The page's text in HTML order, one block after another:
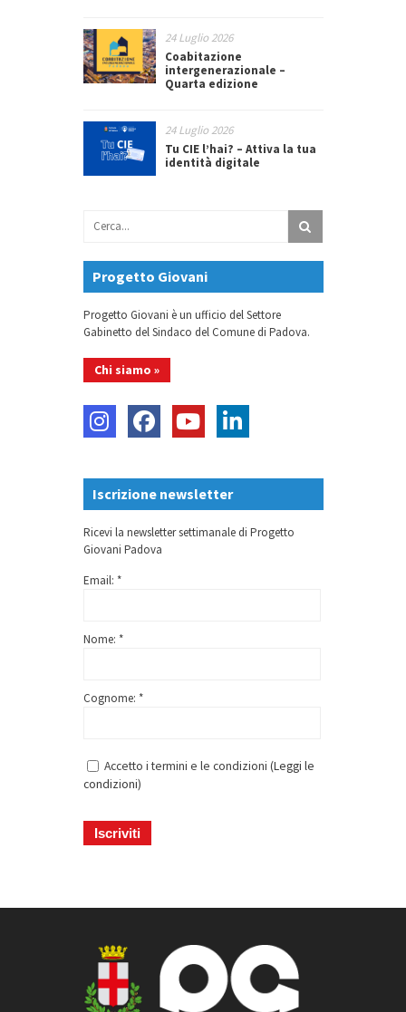
24 Luglio 2026
Coabitazione
intergenerazionale –
Quarta edizione
24 Luglio 2026
Tu CIE l’hai? – Attiva la tua
identità digitale
Progetto Giovani
Progetto Giovani è un ufficio del Settore
Gabinetto del Sindaco del Comune di Padova.
Chi siamo »
Iscrizione newsletter
Ricevi la newsletter settimanale di Progetto
Giovani Padova
Email: *
Nome: *
Cognome: *
Accetto i termini e le condizioni (Leggi le
condizioni)